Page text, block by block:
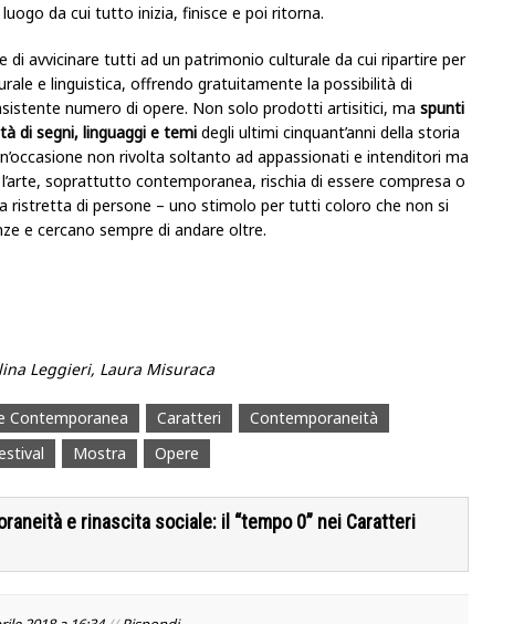
da cui tutto inizia, finisce e poi ritorna.
di avvicinare tutti ad un patrimonio culturale da cui ripartire per
e linguistica, offrendo gratuitamente la possibilità di
numero di opere. Non solo prodotti artisitici, ma spunti
di segni, linguaggi e temi degli ultimi cinquant’anni della storia
non rivolta soltanto ad appassionati e intenditori ma
soprattutto contemporanea, rischia di essere compresa o
ristretta di persone – uno stimolo per tutti coloro che non si
e cercano sempre di andare oltre.
Leggieri, Laura Misuraca
Contemporanea Caratteri
Contemporaneità
Mostra Opere
e rinascita sociale: il “tempo 0” nei Caratteri